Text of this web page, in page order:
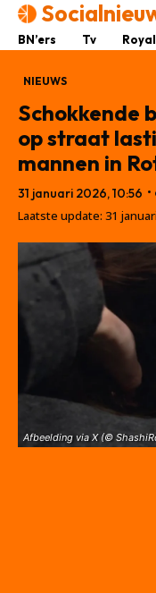
BN’ers Tv
NIEUWS
Schokkende
op straat
mannen in
31 januari 2026, 10:56
Laatste update: 31
Afbeelding via X (©